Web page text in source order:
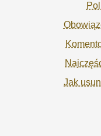
Jak